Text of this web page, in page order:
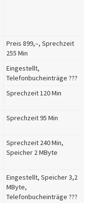
Preis 899,–, Sprechzeit
255 Min
Eingestellt,
Telefonbucheinträge ???
Sprechzeit 120 Min
Sprechzeit 95 Min
Sprechzeit 240 Min,
Speicher 2 MByte
Eingestellt, Speicher 3,2
MByte,
Telefonbucheinträge ???